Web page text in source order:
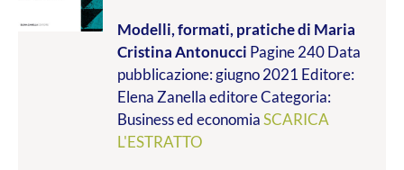
prezzo:
da
€9.99
a
€28.00
Modelli, formati, pratichedi Maria
Cristina Antonucci Pagine 240 Data
pubblicazione: giugno 2021 Editore:
Elena Zanella editore Categoria:
Business ed economiaSCARICA
L'ESTRATTO